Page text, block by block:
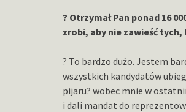
? Otrzymał Pan ponad 16
zrobi, aby nie zawieść
? To bardzo dużo. Jestem
wszystkich kandydatów
pijaru? wobec mnie w
i dali mandat do